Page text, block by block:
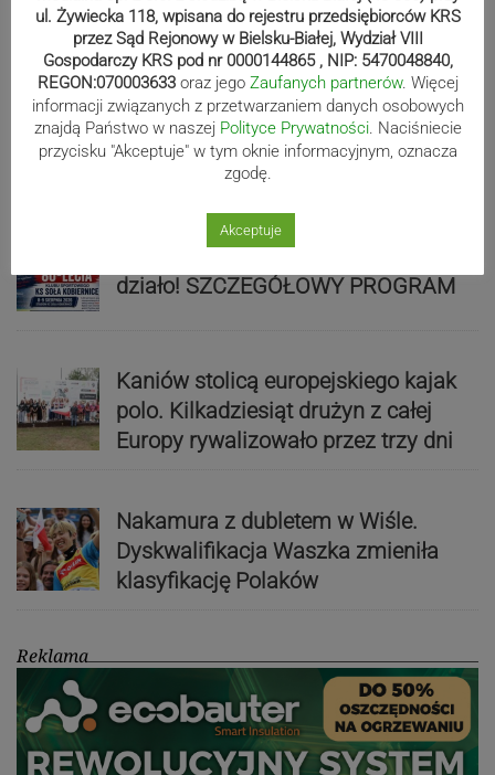
ZDJĘCIA
Bracia Szejowie ruszają po kolejne
punkty. Liderzy mistrzostw
wystartują w Rajdzie Rzeszowskim
80-lecie Soły Kobiernice. Będzie się
działo! SZCZEGÓŁOWY PROGRAM
Kaniów stolicą europejskiego kajak
polo. Kilkadziesiąt drużyn z całej
Europy rywalizowało przez trzy dni
Nakamura z dubletem w Wiśle.
Dyskwalifikacja Waszka zmieniła
klasyfikację Polaków
Reklama
ul. Żywiecka 118, wpisana do rejestru przedsiębiorców KRS
przez Sąd Rejonowy w Bielsku-Białej, Wydział VIII
Gospodarczy KRS pod nr 0000144865 , NIP: 5470048840,
REGON:070003633 oraz jego Zaufanych partnerów. Więcej
informacji związanych z przetwarzaniem danych osobowych
znajdą Państwo w naszej Polityce Prywatności. Naciśniecie
przycisku "Akceptuje" w tym oknie informacyjnym, oznacza
zgodę.
Akceptuje